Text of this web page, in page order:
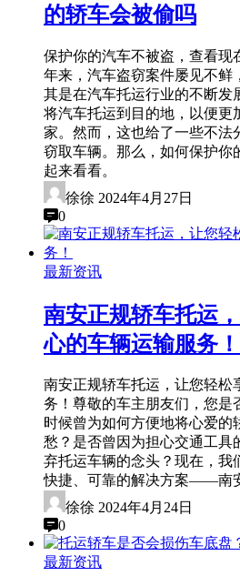
的轿车会被偷吗
保护你的汽车不被盗，查看现
年来，汽车盗窃案件屡见不鲜
其是在汽车托运行业的不断发
将汽车托运到目的地，以便更
家。然而，这也给了一些不法
窃取车辆。那么，如何保护你
起来看看。
徐徐 2024年4月27日
0
最新资讯
南安正规轿车托运
心的车辆运输服务！
南安正规轿车托运，让您轻松
务！尊敬的车主朋友们，您是
时候曾为如何方便地将心爱的
愁？是否曾因为担心交通工具
弃托运车辆的念头？现在，我
快捷、可靠的解决方案——南
徐徐 2024年4月24日
0
最新资讯